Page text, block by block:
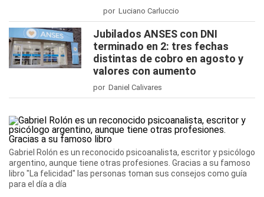
por Luciano Carluccio
Jubilados ANSES con DNI
terminado en 2: tres fechas
distintas de cobro en agosto y
valores con aumento
por Daniel Calivares
Gabriel Rolón es un reconocido psicoanalista, escritor y psicólogo
argentino, aunque tiene otras profesiones. Gracias a su famoso
libro "La felicidad" las personas toman sus consejos como guía
para el día a día